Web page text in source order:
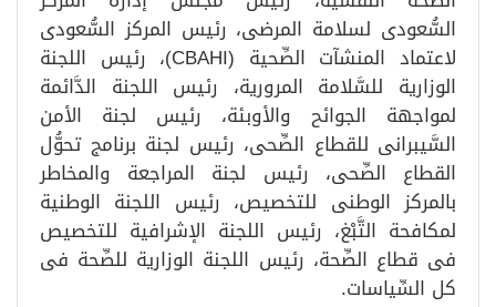
السُّعودى لسلامة المرضى، رئيس المركز السُّعودى
لاعتماد المنشآت الصِّحية (CBAHI)، رئيس اللجنة
الوزارية للسَّلامة المرورية، رئيس اللجنة الدَّائمة
لمواجهة الجوائح والأوبئة، رئيس لجنة الأمن
السَّيبرانى للقطاع الصِّحى، رئيس لجنة برنامج تحوُّل
القطاع الصِّحى، رئيس لجنة المراجعة والمخاطر
بالمركز الوطنى للتخصيص، رئيس اللجنة الوطنية
لمكافحة التَّبْغ، رئيس اللجنة الإشرافية للتخصيص
فى قطاع الصِّحة، رئيس اللجنة الوزارية للصِّحة فى
كل السِّياسات​.